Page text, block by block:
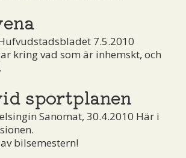
7.5.2010
kring vad som är inhemskt, och
sportplanen
Sanomat, 30.4.2010 Här i
bilsemestern!